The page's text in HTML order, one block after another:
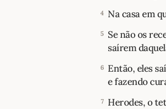
4 Na casa em
5 Se não os
saírem
6 Então, eles
e fazendo
7 Herodes, o